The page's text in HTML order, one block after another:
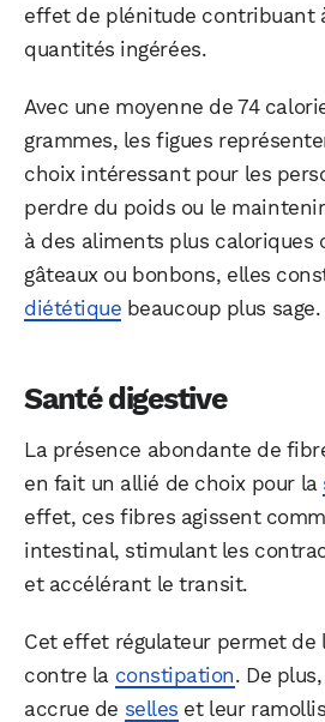
effet de plénitude contribuant
quantités ingérées.
Avec une moyenne de 74
grammes, les figues
choix intéressant pour les
perdre du poids ou le
à des aliments plus caloriques
gâteaux ou bonbons, elles
diététique beaucoup plus sage.
Santé digestive
La présence abondante de
en fait un allié de choix pour la
effet, ces fibres agissent
intestinal, stimulant les
et accélérant le transit.
Cet effet régulateur permet
contre la constipation. De
accrue de selles et leur